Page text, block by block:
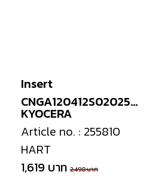
KYOCERA
Insert
CNGA120412S02025
PT600M
Article no. : 255810
HART
1,619 บาท 2,490 บาท